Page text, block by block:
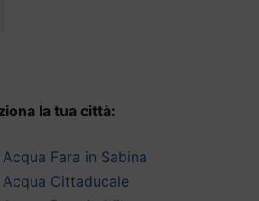
la tua città:
Fara in Sabina
Cittaducale